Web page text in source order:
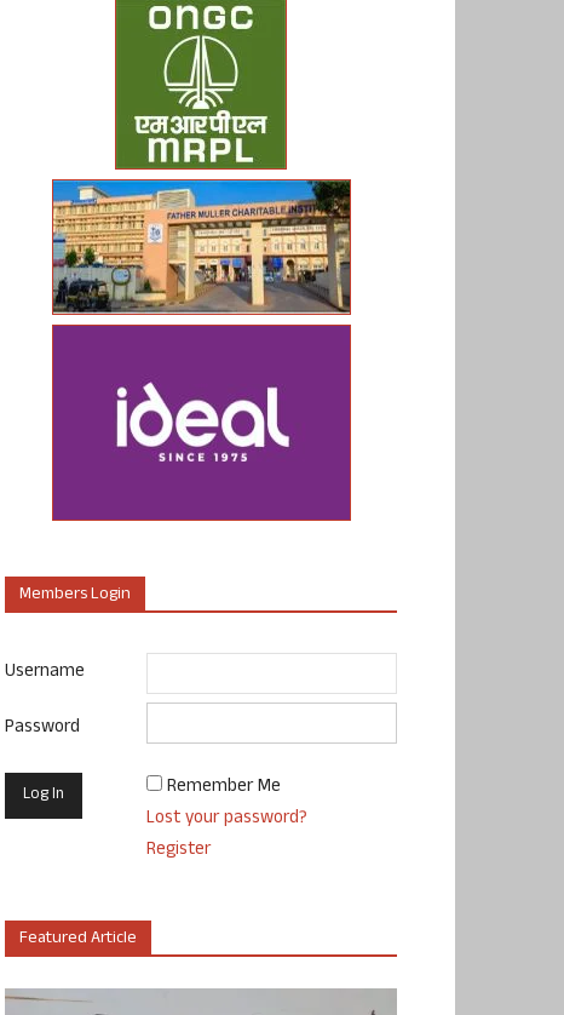
Members Login
Username
Password
Remember Me
Lost your password?
Register
Featured Article